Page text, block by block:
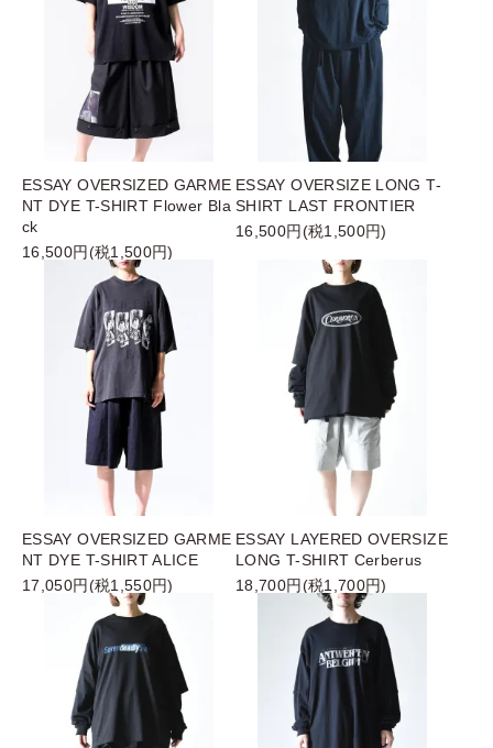
ESSAY OVERSIZED GARME
NT DYE T-SHIRT Flower Bla
ck
16,500円(税1,500円)
ESSAY OVERSIZE LONG T-
SHIRT LAST FRONTIER
16,500円(税1,500円)
ESSAY OVERSIZED GARME
NT DYE T-SHIRT ALICE
17,050円(税1,550円)
ESSAY LAYERED OVERSIZE
LONG T-SHIRT Cerberus
18,700円(税1,700円)